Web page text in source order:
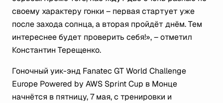
своему характеру гонки – первая стартует уже
после захода солнца, а вторая пройдёт днём. Тем
интереснее будет проверить себя!», – отметил
Константин Терещенко.
Гоночный уик-энд Fanatec GT World Challenge
Europe Powered by AWS Sprint Cup в Монце
начнётся в пятницу, 7 мая, с тренировки и